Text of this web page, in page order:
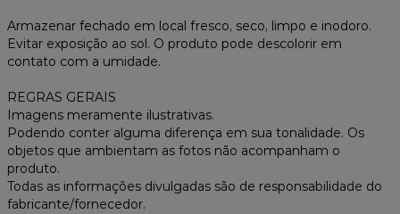
Armazenar fechado em local fresco, seco, limpo e inodoro.
Evitar exposição ao sol. O produto pode descolorir em
contato com a umidade.
REGRAS GERAIS
Imagens meramente ilustrativas.
Podendo conter alguma diferença em sua tonalidade. Os
objetos que ambientam as fotos não acompanham o
produto.
Todas as informações divulgadas são de responsabilidade do
fabricante/fornecedor.